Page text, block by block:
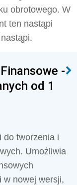
obrotowego. W
ten nastąpi
-
od 1
do tworzenia i
Umożliwia
w nowej wersji,